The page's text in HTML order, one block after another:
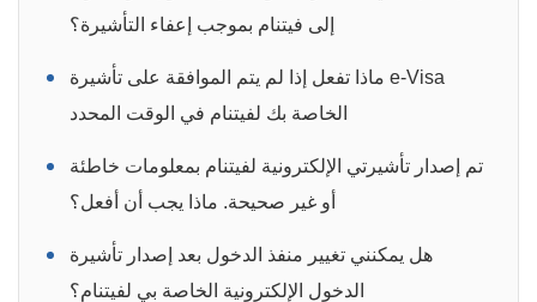
إلى فيتنام بموجب إعفاء التأشيرة؟
ماذا تفعل إذا لم يتم الموافقة على تأشيرة e-Visa
الخاصة بك لفيتنام في الوقت المحدد
تم إصدار تأشيرتي الإلكترونية لفيتنام بمعلومات خاطئة
أو غير صحيحة. ماذا يجب أن أفعل؟
هل يمكنني تغيير منفذ الدخول بعد إصدار تأشيرة
الدخول الإلكترونية الخاصة بي لفيتنام؟